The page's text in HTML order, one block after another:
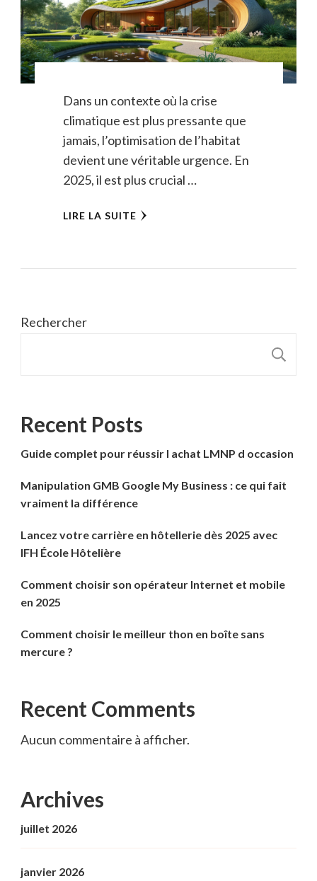
Dans un contexte où la crise
climatique est plus pressante que
jamais, l’optimisation de l’habitat
devient une véritable urgence. En
2025, il est plus crucial …
LIRE LA SUITE
Rechercher
Recent Posts
Guide complet pour réussir l achat LMNP d occasion
Manipulation GMB Google My Business : ce qui fait
vraiment la différence
Lancez votre carrière en hôtellerie dès 2025 avec
IFH École Hôtelière
Comment choisir son opérateur Internet et mobile
en 2025
Comment choisir le meilleur thon en boîte sans
mercure ?
Recent Comments
Aucun commentaire à afficher.
Archives
juillet 2026
janvier 2026